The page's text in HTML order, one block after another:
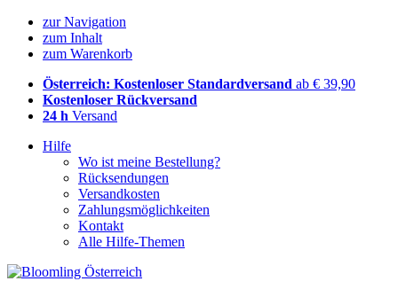
zur Navigation
zum Inhalt
zum Warenkorb
Österreich: Kostenloser Standardversand ab € 39,90
Kostenloser Rückversand
24 h Versand
Hilfe
Wo ist meine Bestellung?
Rücksendungen
Versandkosten
Zahlungsmöglichkeiten
Kontakt
Alle Hilfe-Themen